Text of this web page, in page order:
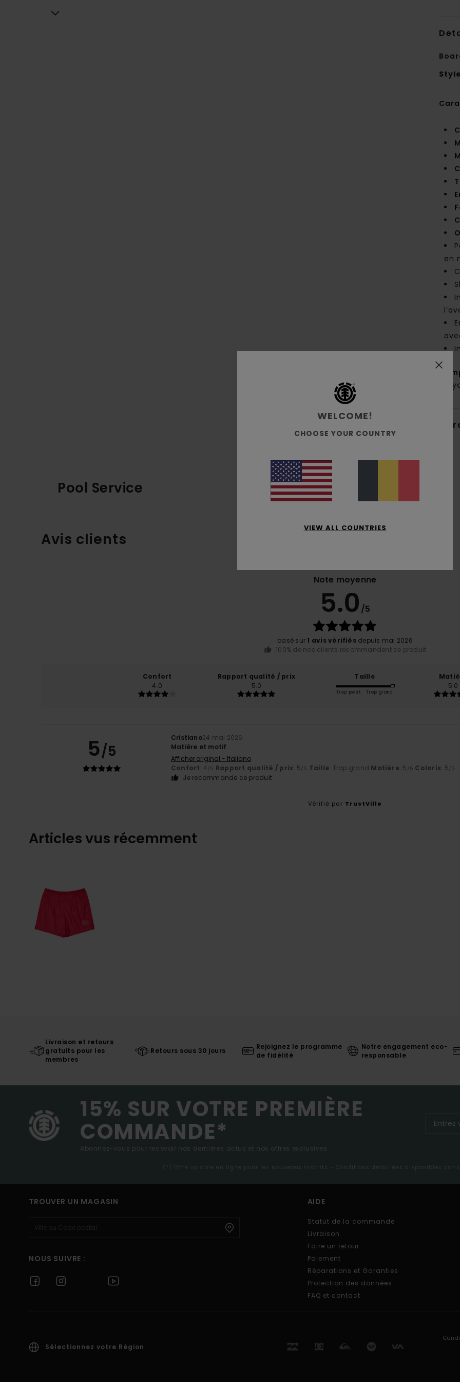
Style
en
Pool Service
Avis clients
Note moyenne
5.0 /5
basé sur 1 avis vérifiés depuis mai 2026
100% de nos clients recommandent ce produit
Confort
4.0
Rapport qualité / prix
5.0
Taille
Trop petit Trop grand
5.0
5/5
Cristiano24 mai 2026
Matière et motif
Afficher original - Italiano
Confort: 4/5 Rapport qualité / prix: 5/5 Taille: Trop grand Matière: 5 /5 Coloris: 5/5
Je recommande ce produit
Vérifié par TrustVille
Articles vus récemment
Livraison et retours
gratuits pour les
membres
Retours sous 30 jours
Rejoignez le programme
de fidélité
Notre engagement eco-
responsable
15% SUR VOTRE PREMIÈRE
COMMANDE*
Abonnez-vous pour recevoir nos dernières actus et nos offres exclusives.
(*) Offre valable en ligne pour les nouveaux inscrits - Conditions détaillées disponibles dans
TROUVER UN MAGASIN
NOUS SUIVRE :
AIDE
Statut de la commande
Livraison
Faire un retour
Paiement
Réparations et Garanties
Protection des données
FAQ et contact
Sélectionnez votre Région
WELCOME!
CHOOSE YOUR COUNTRY
VIEW ALL COUNTRIES